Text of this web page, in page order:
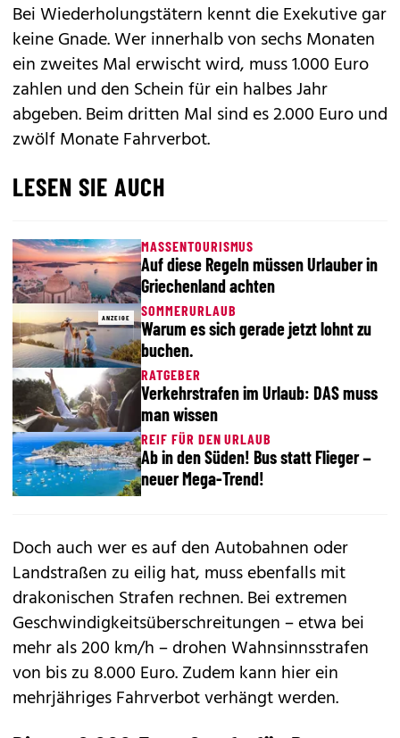
Bei Wiederholungstätern kennt die Exekutive gar
keine Gnade. Wer innerhalb von sechs Monaten
ein zweites Mal erwischt wird, muss 1.000 Euro
zahlen und den Schein für ein halbes Jahr
abgeben. Beim dritten Mal sind es 2.000 Euro und
zwölf Monate Fahrverbot.
LESEN SIE AUCH
MASSENTOURISMUS
Auf diese Regeln müssen Urlauber in
Griechenland achten
ANZEIGE SOMMERURLAUB
Warum es sich gerade jetzt lohnt zu
buchen.
RATGEBER
Verkehrstrafen im Urlaub: DAS muss
man wissen
REIF FÜR DEN URLAUB
Ab in den Süden! Bus statt Flieger –
neuer Mega-Trend!
Doch auch wer es auf den Autobahnen oder
Landstraßen zu eilig hat, muss ebenfalls mit
drakonischen Strafen rechnen. Bei extremen
Geschwindigkeitsüberschreitungen – etwa bei
mehr als 200 km/h – drohen Wahnsinnsstrafen
von bis zu 8.000 Euro. Zudem kann hier ein
mehrjähriges Fahrverbot verhängt werden.